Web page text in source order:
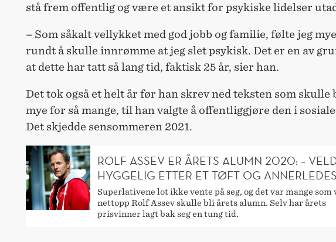
stå frem offentlig og være et ansikt for psykiske lidelser
– Som såkalt vellykket med god jobb og familie, følte jeg
rundt å skulle innrømme at jeg slet psykisk. Det er en av
at dette har tatt så lang tid, faktisk 25 år, sier han.
Det tok også et helt år før han skrev ned teksten som skulle
mye for så mange, til han valgte å offentliggjøre den i
Det skjedde sensommeren 2021.
ROLF ASSEV ER ÅRETS ALUMN 2020: –
HYGGELIG ETTER ET TØFT OG
Superlativene lot ikke vente på seg, og det var mange som
nettopp Rolf Assev skulle bli årets alumn. Selv har årets
prisvinner lagt bak seg en tung tid.